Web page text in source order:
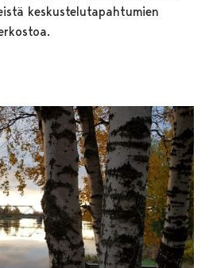
keskustelutapahtumien